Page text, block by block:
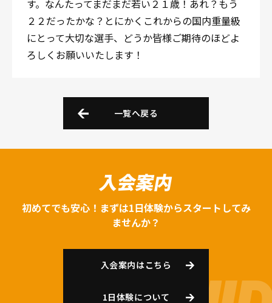
す。なんたってまだまだ若い２１歳！あれ？もう
２２だったかな？とにかくこれからの国内重量級
にとって大切な選手、どうか皆様ご期待のほどよ
ろしくお願いいたします！
一覧へ戻る
入会案内
初めてでも安心！まずは1日体験からスタートしてみ
ませんか？
入会案内はこちら
1日体験について